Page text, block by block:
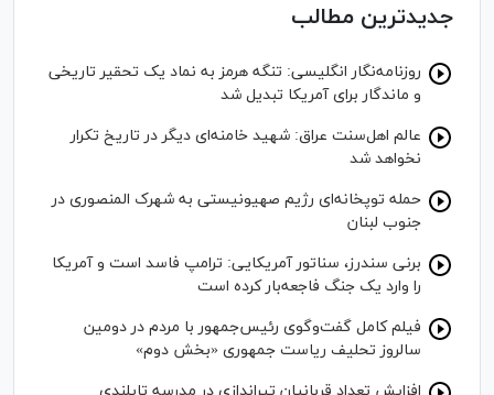
جدیدترین مطالب
روزنامه‌نگار انگلیسی: تنگه هرمز به نماد یک تحقیر تاریخی
و ماندگار برای آمریکا تبدیل شد
عالم اهل‌سنت عراق: شهید خامنه‌ای دیگر در تاریخ تکرار
نخواهد شد
حمله توپخانه‌ای رژیم صهیونیستی به شهرک المنصوری در
جنوب لبنان
برنی سندرز، سناتور آمریکایی: ترامپ فاسد است و آمریکا
را وارد یک جنگ فاجعه‌بار کرده است
فیلم کامل گفت‌وگوی رئیس‌جمهور با مردم در دومین
سالروز تحلیف ریاست جمهوری «بخش دوم»
افزایش تعداد قربانیان تیراندازی در مدرسه تایلندی